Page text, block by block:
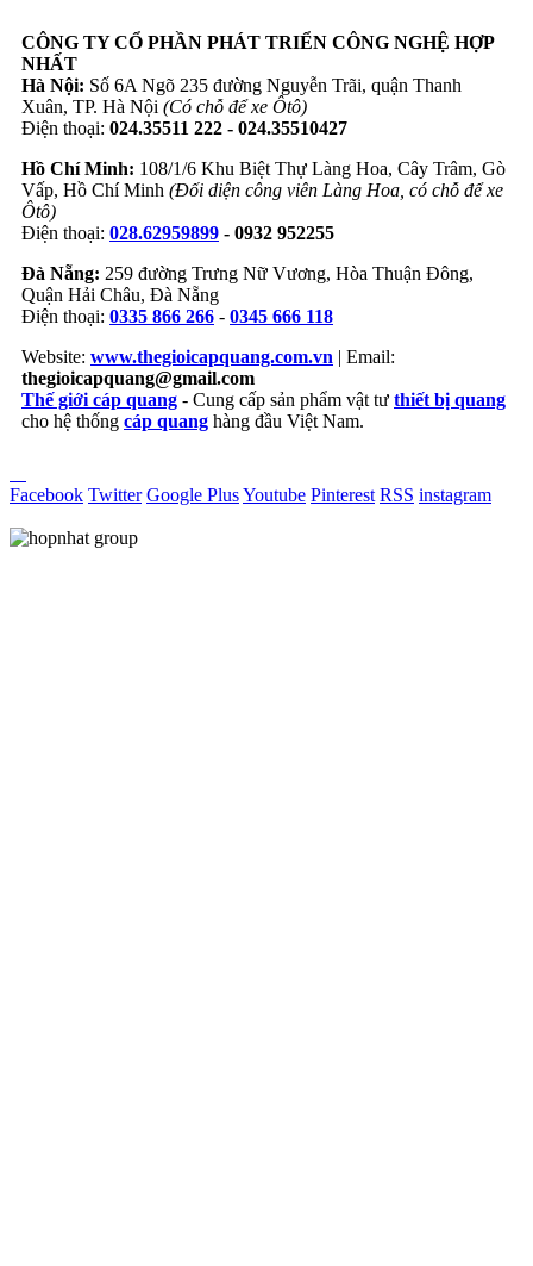
CÔNG TY CỔ PHẦN PHÁT TRIỂN CÔNG NGHỆ HỢP
NHẤT
Hà Nội: Số 6A Ngõ 235 đường Nguyễn Trãi, quận Thanh
Xuân, TP. Hà Nội (Có chỗ để xe Ôtô)
Điện thoại: 024.35511 222 - 024.35510427
Hồ Chí Minh: 108/1/6 Khu Biệt Thự Làng Hoa, Cây Trâm, Gò
Vấp, Hồ Chí Minh (Đối diện công viên Làng Hoa, có chỗ để xe
Ôtô)
Điện thoại: 028.62959899 - 0932 952255
Đà Nẵng: 259 đường Trưng Nữ Vương, Hòa Thuận Đông,
Quận Hải Châu, Đà Nẵng
Điện thoại: 0335 866 266 - 0345 666 118
Website: www.thegioicapquang.com.vn | Email:
thegioicapquang@gmail.com
Thế giới cáp quang - Cung cấp sản phẩm vật tư thiết bị quang
cho hệ thống cáp quang hàng đầu Việt Nam.
Facebook Twitter Google PlusYoutube Pinterest RSS instagram